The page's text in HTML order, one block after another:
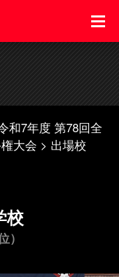
和7年度 第78回全
大会
出場校
校
）